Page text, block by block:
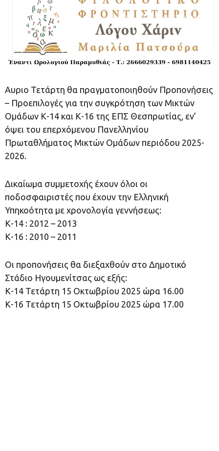
Αυριο Τετάρτη θα πραγματοποιηθούν Προπονήσεις
– Προεπιλογές για την συγκρότηση των Μικτών
Ομάδων Κ-14 και Κ-16 της ΕΠΣ Θεσπρωτίας, εν’
όψει του επερχόμενου Πανελληνίου
Πρωταθλήματος Μικτών Ομάδων περιόδου 2025-
2026.
Δικαίωμα συμμετοχής έχουν όλοι οι
ποδοσφαιριστές που έχουν την Ελληνική
Υπηκοότητα με χρονολογία γεννήσεως:
Κ-14 : 2012 – 2013
Κ-16 : 2010 – 2011
Οι προπονήσεις θα διεξαχθούν στο Δημοτικό
Στάδιο Ηγουμενίτσας ως εξής:
Κ-14 Τετάρτη 15 Οκτωβρίου 2025 ώρα 16.00
Κ-16 Τετάρτη 15 Οκτωβρίου 2025 ώρα 17.00